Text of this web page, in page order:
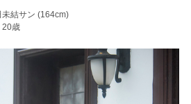
未結サン (164cm)
20歳